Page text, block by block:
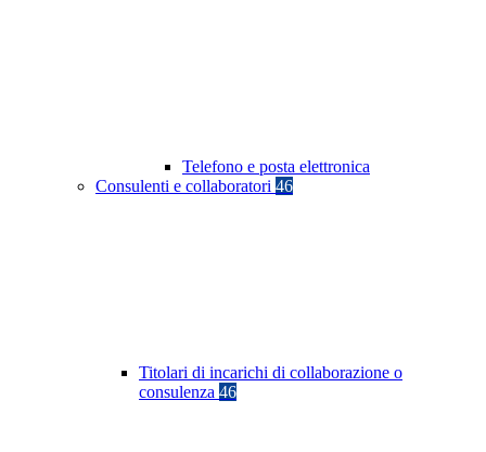
Telefono e posta elettronica
Consulenti e collaboratori 46
Titolari di incarichi di collaborazione o
consulenza 46